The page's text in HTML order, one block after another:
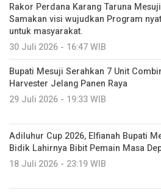
Rakor Perdana Karang Taruna
Samakan visi wujudkan Program
untuk masyarakat.
30 Juli 2026 - 16:47 WIB
Bupati Mesuji Serahkan 7 Unit
Harvester Jelang Panen Raya
29 Juli 2026 - 19:33 WIB
Adiluhur Cup 2026, Elfianah Bupati
Bidik Lahirnya Bibit Pemain Masa
18 Juli 2026 - 23:19 WIB